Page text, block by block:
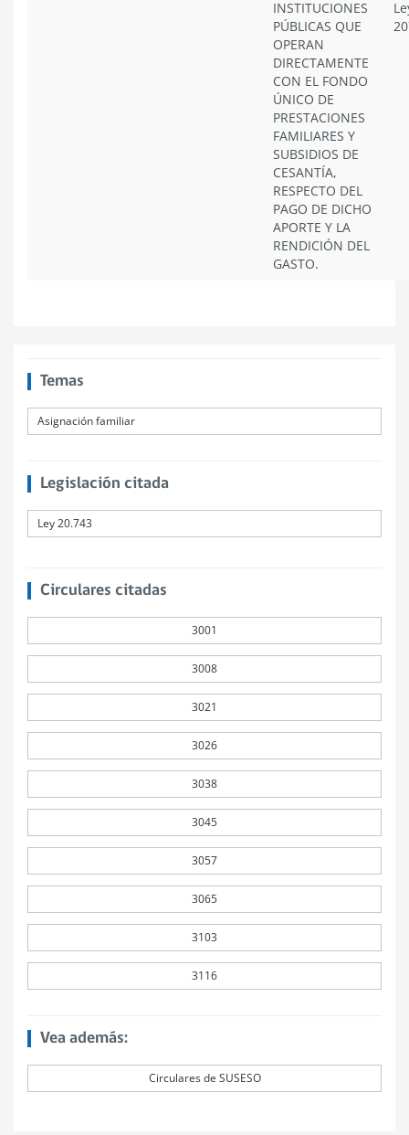
INSTITUCIONES
PÚBLICAS QUE
OPERAN
DIRECTAMENTE
CON EL FONDO
ÚNICO DE
PRESTACIONES
FAMILIARES Y
SUBSIDIOS DE
CESANTÍA,
RESPECTO DEL
PAGO DE DICHO
APORTE Y LA
RENDICIÓN DEL
GASTO.
Temas
Asignación familiar
Legislación citada
Ley 20.743
Circulares citadas
3001
3008
3021
3026
3038
3045
3057
3065
3103
3116
Vea además:
Circulares de SUSESO